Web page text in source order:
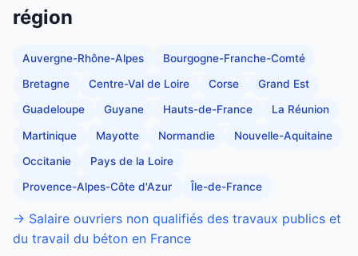
région
Auvergne-Rhône-Alpes Bourgogne-Franche-Comté
Bretagne Centre-Val de Loire Corse Grand Est
Guadeloupe Guyane Hauts-de-France La Réunion
Martinique Mayotte Normandie Nouvelle-Aquitaine
Occitanie Pays de la Loire
Provence-Alpes-Côte d'Azur Île-de-France
→ Salaire ouvriers non qualifiés des travaux publics et
du travail du béton en France